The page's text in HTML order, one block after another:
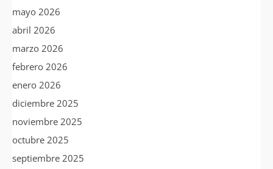
mayo 2026
abril 2026
marzo 2026
febrero 2026
enero 2026
diciembre 2025
noviembre 2025
octubre 2025
septiembre 2025